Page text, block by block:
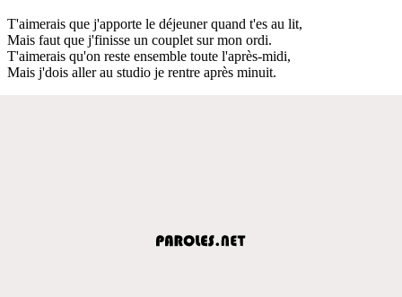
T'aimerais que j'apporte le déjeuner quand t'es au lit,
Mais faut que j'finisse un couplet sur mon ordi.
T'aimerais qu'on reste ensemble toute l'après-midi,
Mais j'dois aller au studio je rentre après minuit.